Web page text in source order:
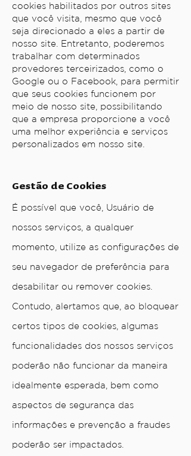
cookies habilitados por outros sites
que você visita, mesmo que você
seja direcionado a eles a partir de
nosso site. Entretanto, poderemos
trabalhar com determinados
provedores terceirizados, como o
Google ou o Facebook, para permitir
que seus cookies funcionem por
meio de nosso site, possibilitando
que a empresa proporcione a você
uma melhor experiência e serviços
personalizados em nosso site.
Gestão de Cookies
É possível que você, Usuário de
nossos serviços, a qualquer
momento, utilize as configurações de
seu navegador de preferência para
desabilitar ou remover cookies.
Contudo, alertamos que, ao bloquear
certos tipos de cookies, algumas
funcionalidades dos nossos serviços
poderão não funcionar da maneira
idealmente esperada, bem como
aspectos de segurança das
informações e prevenção a fraudes
poderão ser impactados.